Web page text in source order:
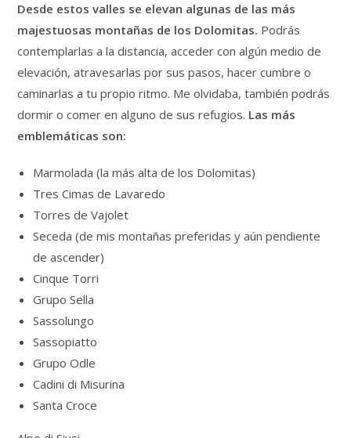
Desde estos valles se elevan algunas de las más
majestuosas montañas de los Dolomitas. Podrás
contemplarlas a la distancia, acceder con algún medio de
elevación, atravesarlas por sus pasos, hacer cumbre o
caminarlas a tu propio ritmo. Me olvidaba, también podrás
dormir o comer en alguno de sus refugios. Las más
emblemáticas son:
Marmolada (la más alta de los Dolomitas)
Tres Cimas de Lavaredo
Torres de Vajolet
Seceda (de mis montañas preferidas y aún pendiente
de ascender)
Cinque Torri
Grupo Sella
Sassolungo
Sassopiatto
Grupo Odle
Cadini di Misurina
Santa Croce